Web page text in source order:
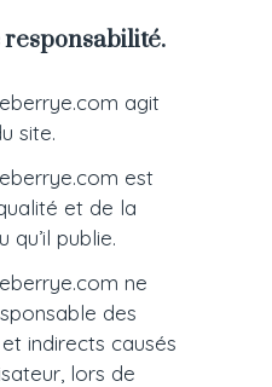
agit
site.
est
et de la
qu’il publie.
ne
des
indirects causés
lors de